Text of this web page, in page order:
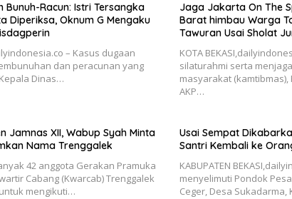
Bunuh-Racun: Istri Tersangka
Diperiksa, Oknum G Mengaku
– Kasus dugaan
dan peracunan yang
Dinas…
Jaga Jakarta On The
Barat himbau Warga
Tawuran Usai Sholat
KOTA
silaturahmi serta
masyarakat
AKP…
Jamnas XII, Wabup Syah Minta
Nama Trenggalek
42 anggota Gerakan Pramuka
Cabang (Kwarcab) Trenggalek
mengikuti…
Usai Sempat
Santri Kembali ke
KABUPATEN
menyelimuti Pondok
Ceger, Desa